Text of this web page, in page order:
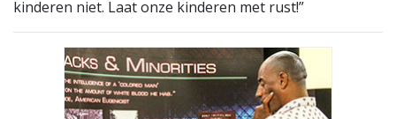
kinderen niet. Laat onze kinderen met rust!”